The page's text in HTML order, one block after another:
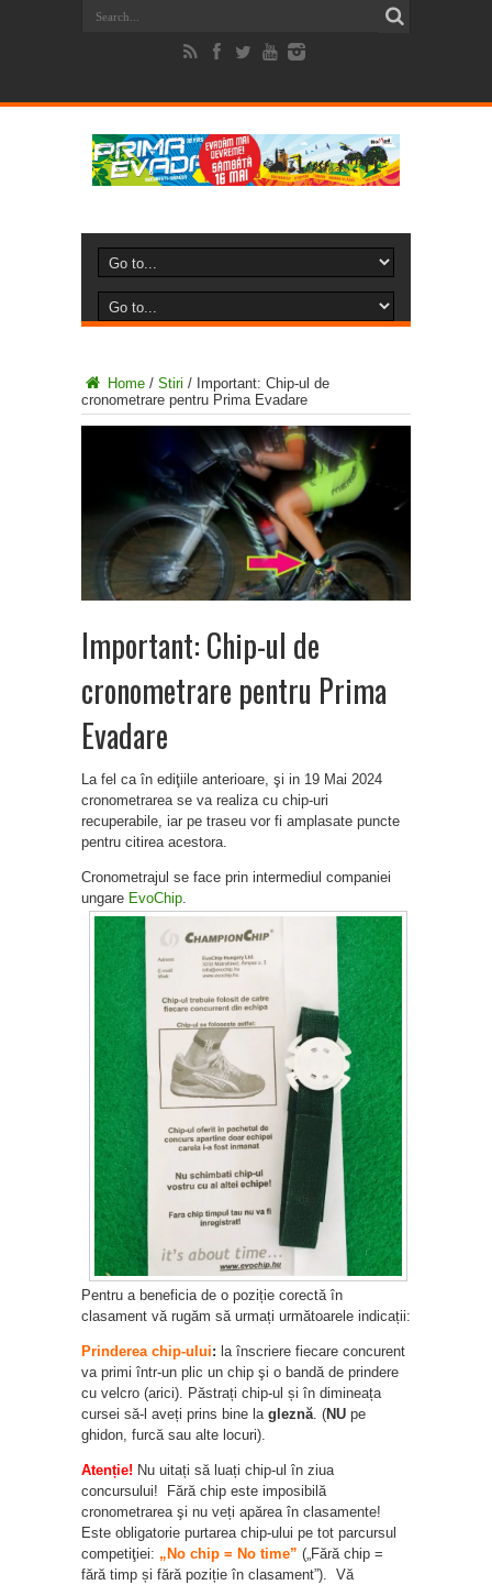
Home / Stiri / Important: Chip-ul de
cronometrare pentru Prima Evadare
Important: Chip-ul de
cronometrare pentru Prima
Evadare
La fel ca în ediţiile anterioare, şi in 19 Mai 2024
cronometrarea se va realiza cu chip-uri
recuperabile, iar pe traseu vor fi amplasate puncte
pentru citirea acestora.
Cronometrajul se face prin intermediul companiei
ungare EvoChip.
Pentru a beneficia de o poziție corectă în
clasament vă rugăm să urmați următoarele indicații:
Prinderea chip-ului: la înscriere fiecare concurent
va primi într-un plic un chip şi o bandă de prindere
cu velcro (arici). Păstrați chip-ul și în dimineața
cursei să-l aveți prins bine la gleznă . (NU pe
ghidon, furcă sau alte locuri).
Atenție! Nu uitați să luați chip-ul în ziua
concursului! Fără chip este imposibilă
cronometrarea şi nu veți apărea în clasamente!
Este obligatorie purtarea chip-ului pe tot parcursul
competiţiei: „No chip = No time” („Fără chip =
fără timp și fără poziție în clasament”). Vă